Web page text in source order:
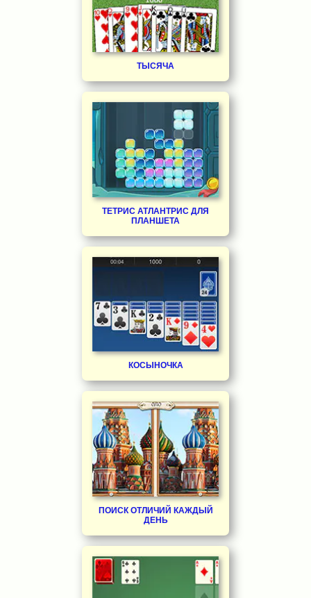
ТЫСЯЧА
ТЕТРИС АТЛАНТРИС ДЛЯ
ПЛАНШЕТА
КОСЫНОЧКА
ПОИСК ОТЛИЧИЙ КАЖДЫЙ
ДЕНЬ